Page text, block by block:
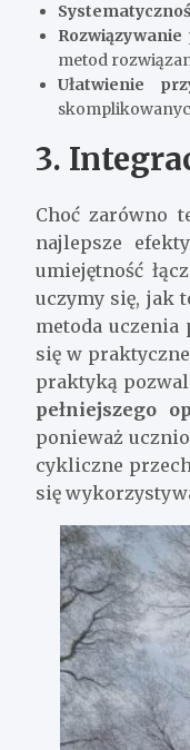
metod
Ułatwienie
3.
Choć zarówno
najlepsze
umiejętność
uczymy się, jak
metoda
się w
praktyką
pełniejszego
ponieważ
cykliczne
się